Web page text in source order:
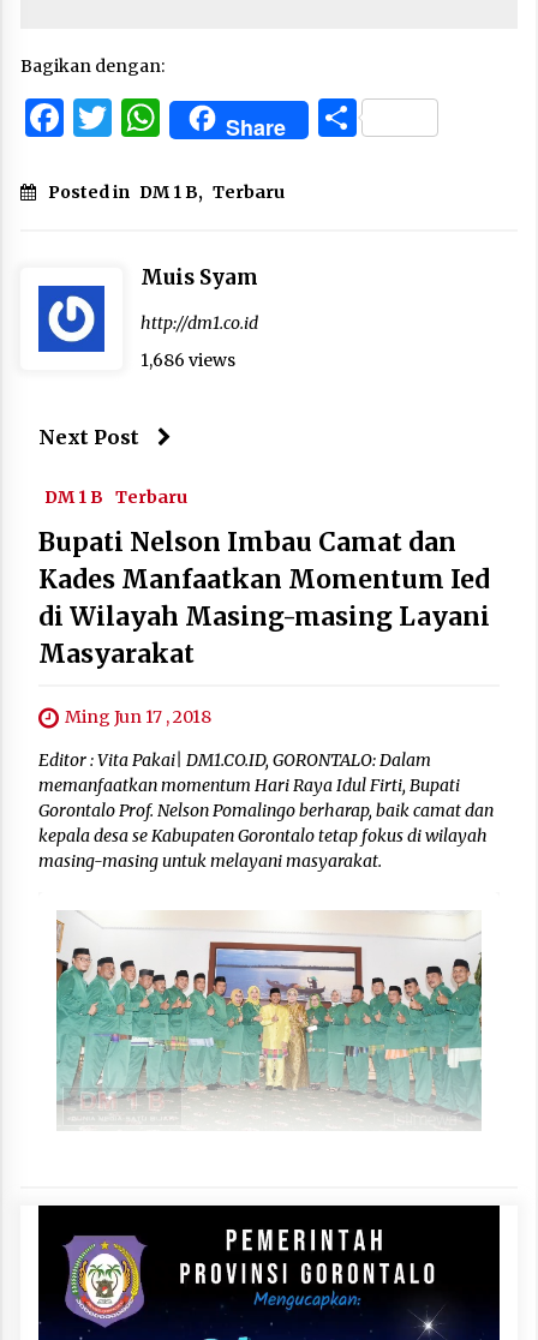
Bagikan dengan:
Facebook
Twitter
WhatsApp
Share Share
Posted in DM 1 B, Terbaru
Muis Syam
http://dm1.co.id
1,686 views
Next Post
DM 1 B Terbaru
Bupati Nelson Imbau Camat dan
Kades Manfaatkan Momentum Ied
di Wilayah Masing-masing Layani
Masyarakat
Ming Jun 17 , 2018
Editor : Vita Pakai| DM1.CO.ID, GORONTALO: Dalam
memanfaatkan momentum Hari Raya Idul Firti, Bupati
Gorontalo Prof. Nelson Pomalingo berharap, baik camat dan
kepala desa se Kabupaten Gorontalo tetap fokus di wilayah
masing-masing untuk melayani masyarakat.